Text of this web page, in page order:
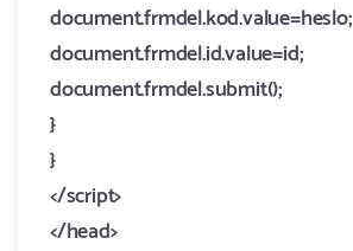
document.frmdel.kod.value=heslo;
document.frmdel.id.value=id;
document.frmdel.submit();
}
}
</script>
</head>